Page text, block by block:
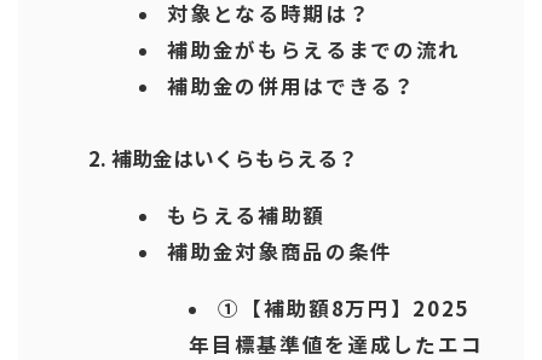
対象となる時期は？
補助金がもらえるまでの流れ
補助金の併用はできる？
補助金はいくらもらえる？
もらえる補助額
補助金対象商品の条件
①【補助額8万円】2025
年目標基準値を達成したエコ